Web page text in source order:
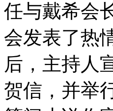
任与戴希会
会发表了热
后，主持人
贺信，并举